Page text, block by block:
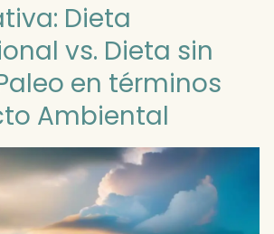
Dieta
vs. Dieta sin
en términos
Ambiental